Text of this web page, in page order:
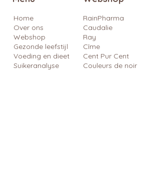
Home
Over ons
Webshop
Gezonde leefstijl
Voeding en dieet
Suikeranalyse
RainPharma
Caudalie
Ray
Cîme
Cent Pur Cent
Couleurs de noir